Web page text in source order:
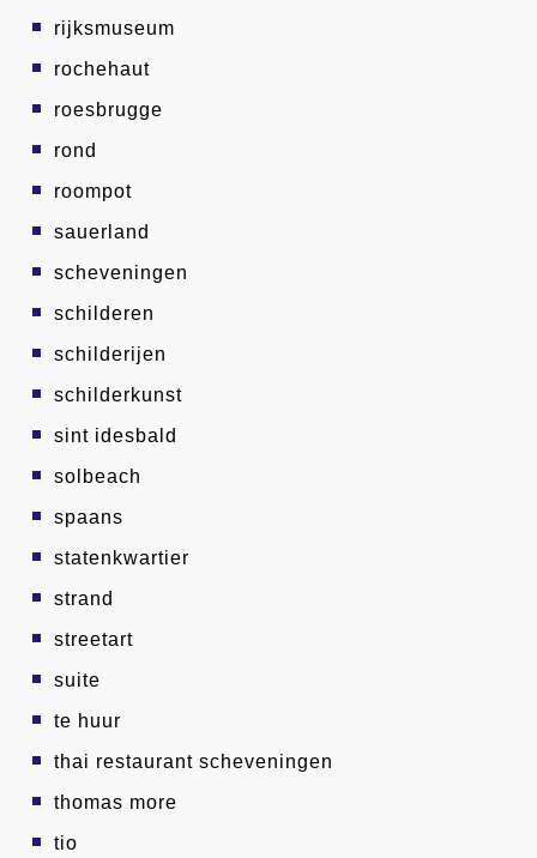
rijksmuseum
rochehaut
roesbrugge
rond
roompot
sauerland
scheveningen
schilderen
schilderijen
schilderkunst
sint idesbald
solbeach
spaans
statenkwartier
strand
streetart
suite
te huur
thai restaurant scheveningen
thomas more
tio